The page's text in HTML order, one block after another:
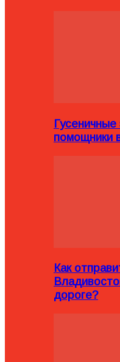
помощники
Как
дороге?